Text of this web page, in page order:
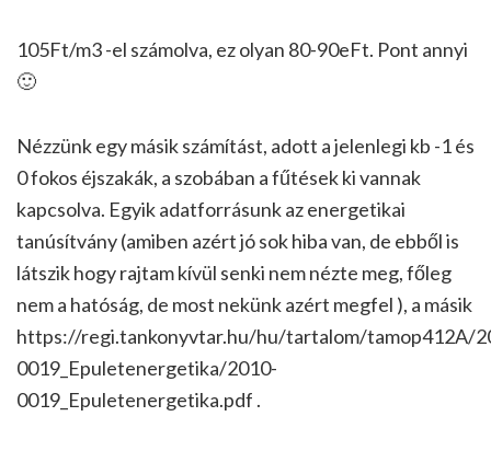
105Ft/m3 -el számolva, ez olyan 80-90eFt. Pont annyi
🙂
Nézzünk egy másik számítást, adott a jelenlegi kb -1 és
0 fokos éjszakák, a szobában a fűtések ki vannak
kapcsolva. Egyik adatforrásunk az energetikai
tanúsítvány (amiben azért jó sok hiba van, de ebből is
látszik hogy rajtam kívül senki nem nézte meg, főleg
nem a hatóság, de most nekünk azért megfel ), a másik
https://regi.tankonyvtar.hu/hu/tartalom/tamop412A/
0019_Epuletenergetika/2010-
0019_Epuletenergetika.pdf .